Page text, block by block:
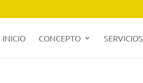
INICIO CONCEPTO SERVICIOS